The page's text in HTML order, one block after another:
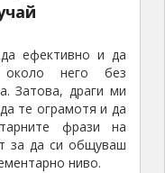
ефективно и да
него без
Затова, драги ми
те ограмотя и да
фрази на
за да си общуваш
ниво.